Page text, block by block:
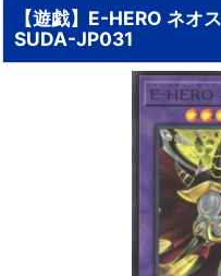
【遊戯】E-HERO ネオ
SUDA-JP031